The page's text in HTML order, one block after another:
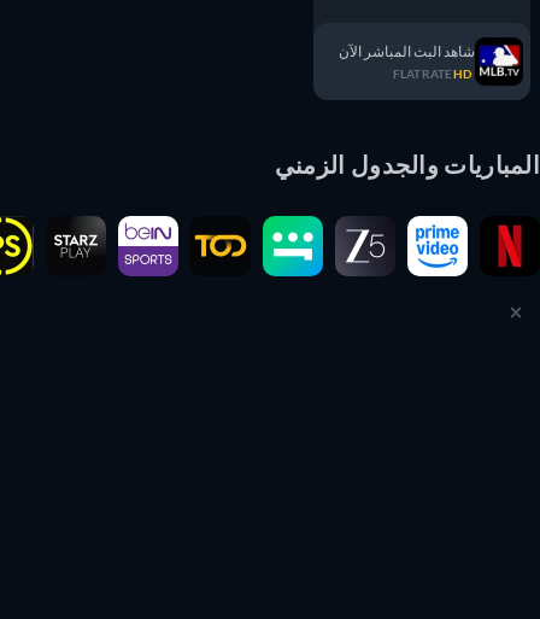
شاهد البث المباشر الآن
FLATRATEHD
والجدول الزمني